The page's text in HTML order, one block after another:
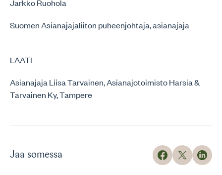
Jarkko Ruohola
Suomen Asianajajaliiton puheenjohtaja, asianajaja
LAATI
Asianajaja Liisa Tarvainen, Asianajotoimisto Harsia &
Tarvainen Ky, Tampere
Jaa somessa